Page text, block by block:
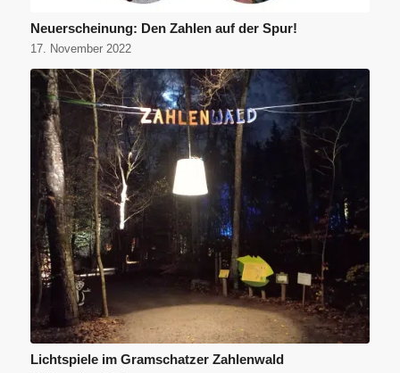
Neuerscheinung: Den Zahlen auf der Spur!
17. November 2022
Lichtspiele im Gramschatzer Zahlenwald